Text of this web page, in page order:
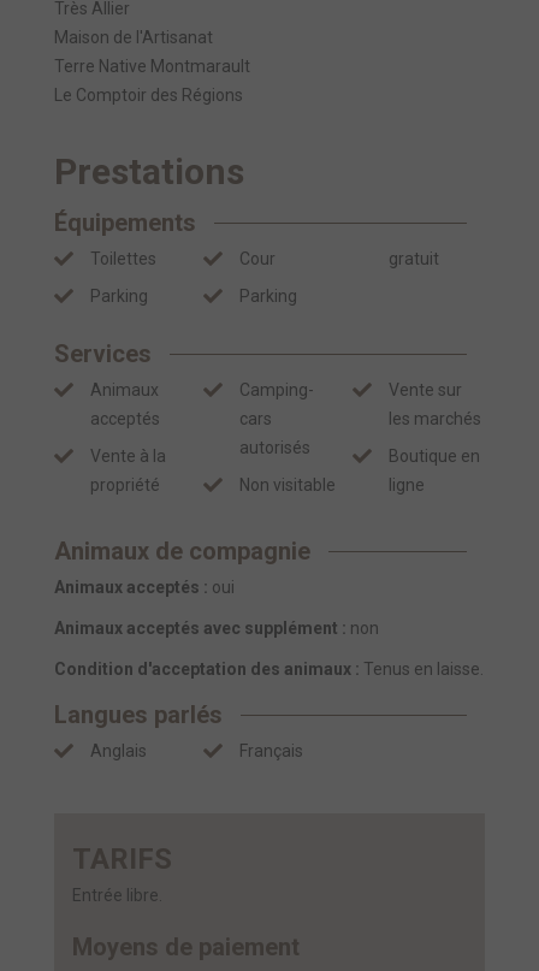
Très Allier
Maison de l'Artisanat
Terre Native Montmarault
Le Comptoir des Régions
Prestations
Équipements
Toilettes
Parking
Cour
Parking
gratuit
Services
Animaux
acceptés
Vente à la
propriété
Camping-
cars
autorisés
Non visitable
Vente sur
les marchés
Boutique en
ligne
Animaux de compagnie
Animaux acceptés : oui
Animaux acceptés avec supplément : non
Condition d'acceptation des animaux : Tenus en laisse.
Langues parlés
Anglais Français
TARIFS
Entrée libre.
Moyens de paiement